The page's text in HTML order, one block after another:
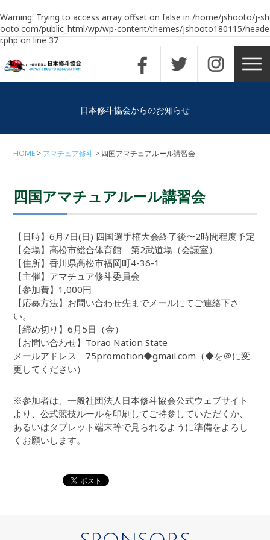
Warning: Trying to access array offset on false in /home/jshooto/j-sh
ooto.com/public_html/wp/wp-content/themes/jshooto180115/heade
r.phpon line37
日本修斗協会からのお知らせ
HOME アマチュア修斗 四国アマチュアルール講習会
四国アマチュアルール講習会
【日時】6月7日(日) 四国選手権大会終了後〜2時間程度予定
【会場】高松市総合体育館 第2武道場（会議室）
【住所】香川県高松市福岡町4-36-1
【主催】アマチュア修斗委員会
【参加費】1,000円
【応募方法】お問い合わせ先までメールにてご連絡下さ
い。
【締め切り】6月5日（金）
【お問い合わせ】Torao Nation State
メールアドレス 75promotion◆gmail.com（◆を＠に変
更してください）
※参加者は、一般社団法人日本修斗協会公式ウェブサイト
より、公式競技ルールを印刷してご持参していただくか、
あるいはタブレット端末等で見られるように準備をよろし
くお願いします。